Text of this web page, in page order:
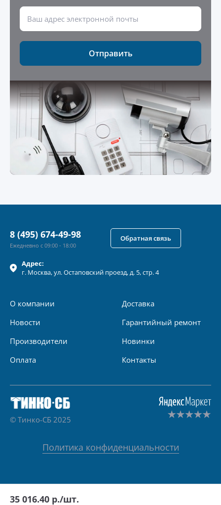
35 016.40 р./шт.
Отправить
Адрес:
г. Москва, ул.Остаповский проезд, д. 5, стр. 4
О компании
Новости
Производители
Оплата
Доставка
Гарантийный ремонт
Новинки
Контакты
8 (495) 674-49-98
Ежедневно с 09:00 - 18:00
Обратная связь
© Тинко-СБ 2025
Политика конфиденциальности